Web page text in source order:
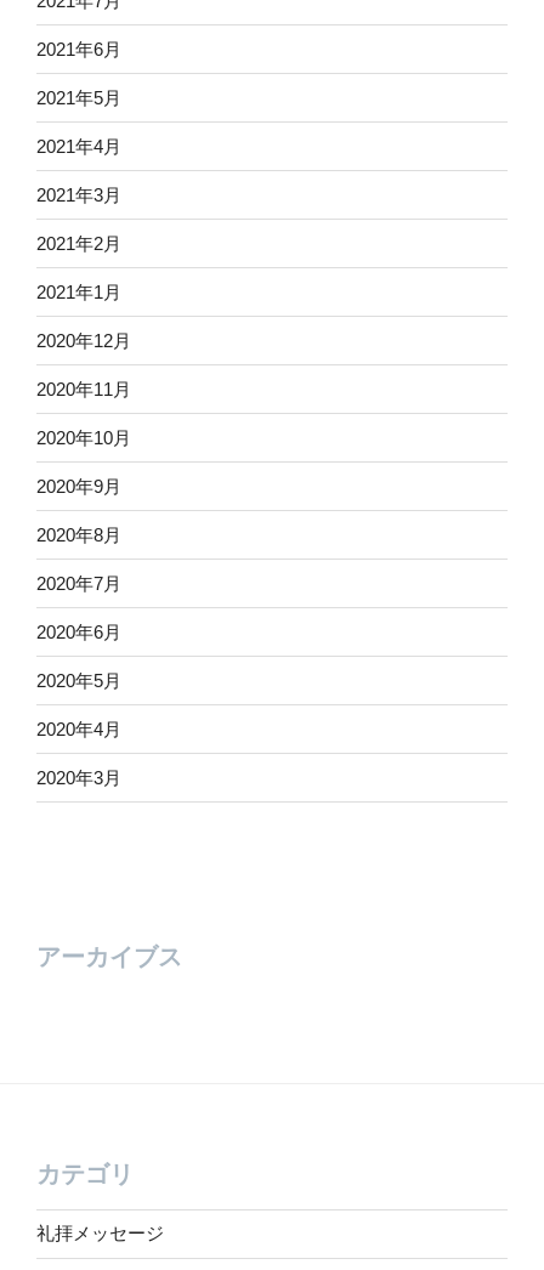
2021年6月
2021年5月
2021年4月
2021年3月
2021年2月
2021年1月
2020年12月
2020年11月
2020年10月
2020年9月
2020年8月
2020年7月
2020年6月
2020年5月
2020年4月
2020年3月
アーカイブス
カテゴリ
礼拝メッセージ